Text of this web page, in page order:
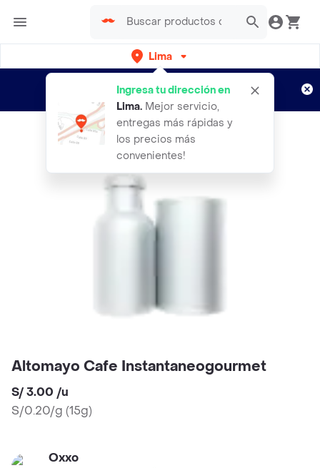
Lima
Ingresa tu dirección en
Lima. Mejor servicio,
entregas más rápidas y
los precios más
convenientes!
envíos gratis por semanas
Aplican TyC
Altomayo Cafe Instantaneogourmet
S/ 3.00 /u
S/0.20/g (15g)
Oxxo